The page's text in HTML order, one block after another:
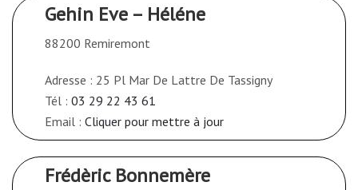
Gehin Eve – Héléne
88200 Remiremont
Adresse : 25 Pl Mar De Lattre De Tassigny
Tél : 03 29 22 43 61
Email : Cliquer pour mettre à jour
Frédèric Bonnemère